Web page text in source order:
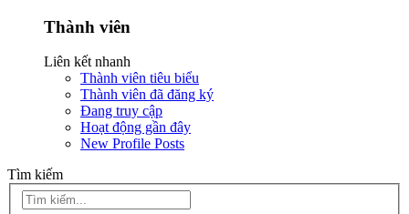
Thành viên
Liên kết nhanh
Thành viên tiêu biểu
Thành viên đã đăng ký
Đang truy cập
Hoạt động gần đây
New Profile Posts
Tìm kiếm